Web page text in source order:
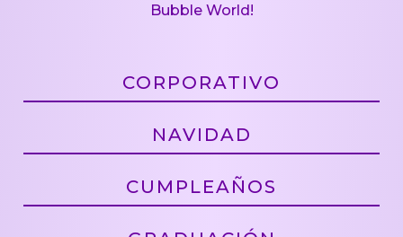
Bubble World!
CORPORATIVO
NAVIDAD
CUMPLEAÑOS